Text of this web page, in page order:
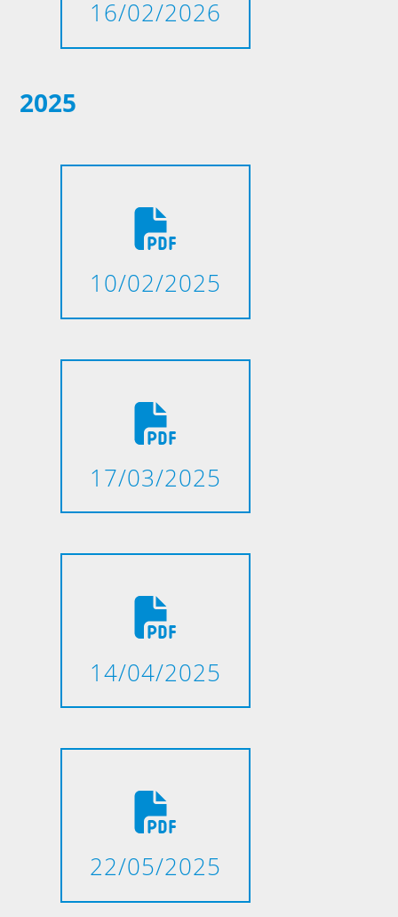
16/02/2026
2025
10/02/2025
17/03/2025
14/04/2025
22/05/2025